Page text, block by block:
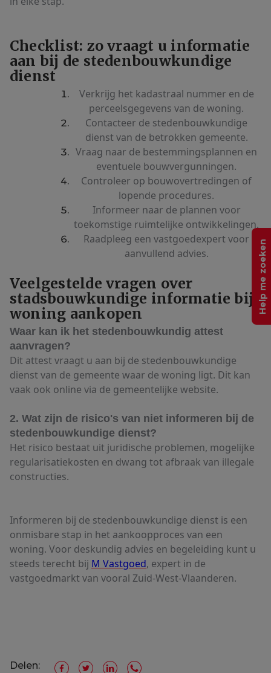
Checklist: zo vraagt u informatie
aan bij de stedenbouwkundige
dienst
Verkrijg het kadastraal nummer en de
perceelsgegevens van de woning.
Contacteer de stedenbouwkundige
dienst van de betrokken gemeente.
Vraag naar de bestemmingsplannen en
eventuele bouwvergunningen.
Controleer op bouwovertredingen of
lopende procedures.
Informeer naar de plannen voor
toekomstige ruimtelijke ontwikkelingen.
Raadpleeg een vastgoedexpert voor
aanvullend advies.
Veelgestelde vragen over
stadsbouwkundige informatie bij
woning aankopen
Waar kan ik het stedenbouwkundig attest
aanvragen?
Dit attest vraagt u aan bij de stedenbouwkundige
dienst van de gemeente waar de woning ligt. Dit kan
vaak ook online via de gemeentelijke website.
2. Wat zijn de risico's van niet informeren bij de
stedenbouwkundige dienst?
Het risico bestaat uit juridische problemen, mogelijke
regularisatiekosten en dwang tot afbraak van illegale
constructies.
Informeren bij de stedenbouwkundige dienst is een
onmisbare stap in het aankoopproces van een
woning. Voor deskundig advies en begeleiding kunt u
steeds terecht bij M Vastgoed, expert in de
vastgoedmarkt van vooral Zuid-West-Vlaanderen.
Delen:
Help me zoeken